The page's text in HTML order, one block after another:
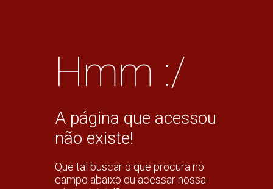
Hmm :/
A página que acessou
não existe!
Que tal buscar o que procura no
campo abaixo ou acessar nossa